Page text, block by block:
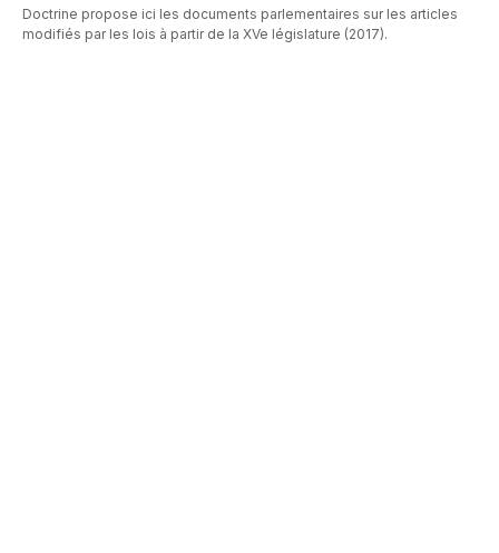
Doctrine propose ici les documents parlementaires sur les articles
modifiés par les lois à partir de la XVe législature (2017).